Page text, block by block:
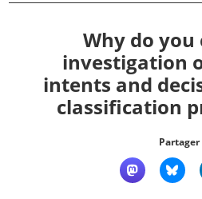
Accueil
Qui sommes nous ?
Why do you
investigation
intents and
classification
Partager